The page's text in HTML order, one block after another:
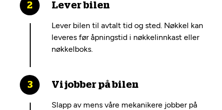
Lever bilen
Lever bilen til avtalt tid og sted. Nøkkel kan
leveres før åpningstid i nøkkelinnkast eller
nøkkelboks.
Vi jobber på bilen
Slapp av mens våre mekanikere jobber på